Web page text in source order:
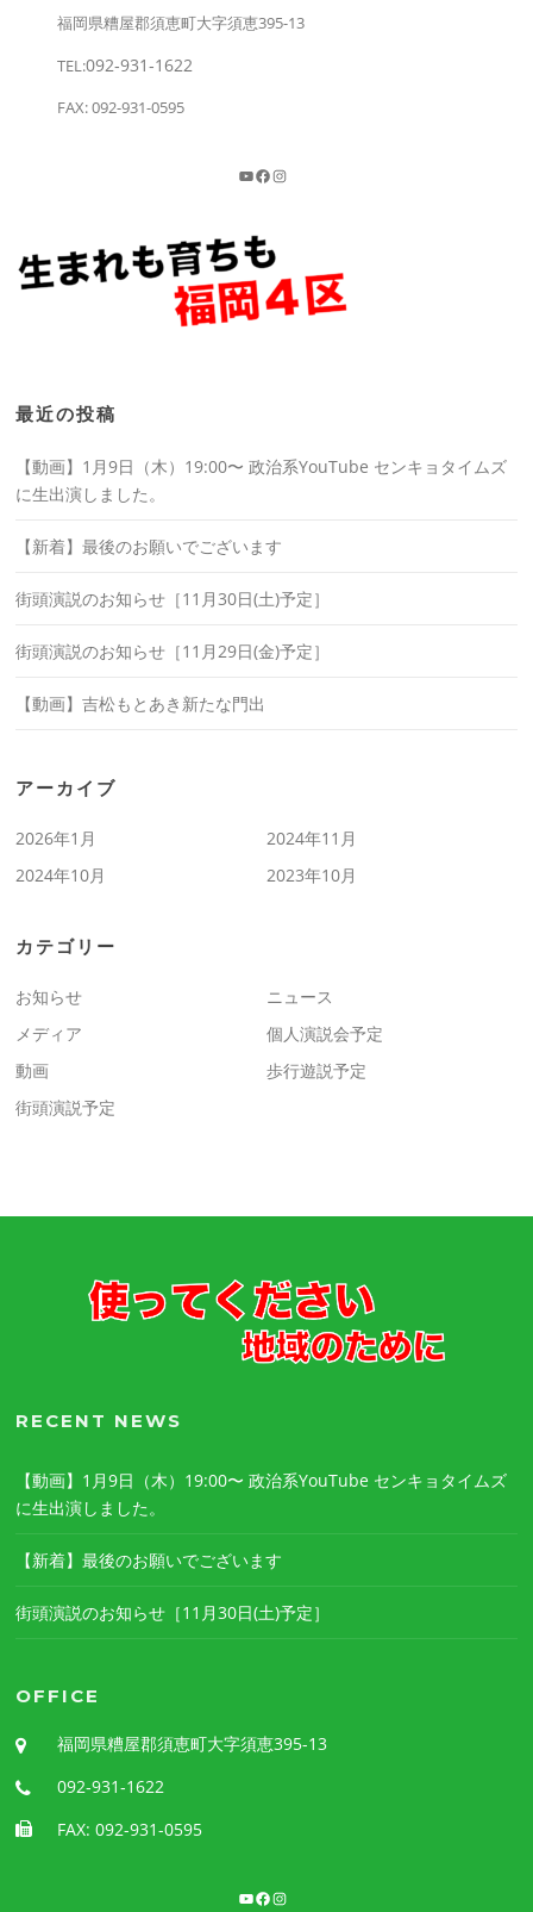
福岡県糟屋郡須恵町大字須恵395-13
TEL:092‐931‐1622
FAX: 092-931-0595
最近の投稿
【動画】1月9日（木）19:00〜 政治系YouTube センキョタイムズ
に生出演しました。
【新着】最後のお願いでございます
街頭演説のお知らせ［11月30日(土)予定］
街頭演説のお知らせ［11月29日(金)予定］
【動画】吉松もとあき新たな門出
アーカイブ
2026年1月
2024年11月
2024年10月
2023年10月
カテゴリー
お知らせ
ニュース
メディア
個人演説会予定
動画
歩行遊説予定
街頭演説予定
RECENT NEWS
【動画】1月9日（木）19:00〜 政治系YouTube センキョタイムズ
に生出演しました。
【新着】最後のお願いでございます
街頭演説のお知らせ［11月30日(土)予定］
OFFICE
福岡県糟屋郡須恵町大字須恵395-13
092‐931‐1622
FAX: 092-931-0595